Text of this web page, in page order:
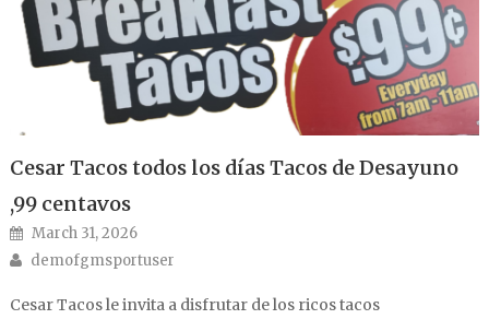
Cesar Tacos todos los días Tacos de Desayuno
,99 centavos
Posted on
March 31, 2026
Author
demofgmsportuser
Cesar Tacos le invita a disfrutar de los ricos tacos